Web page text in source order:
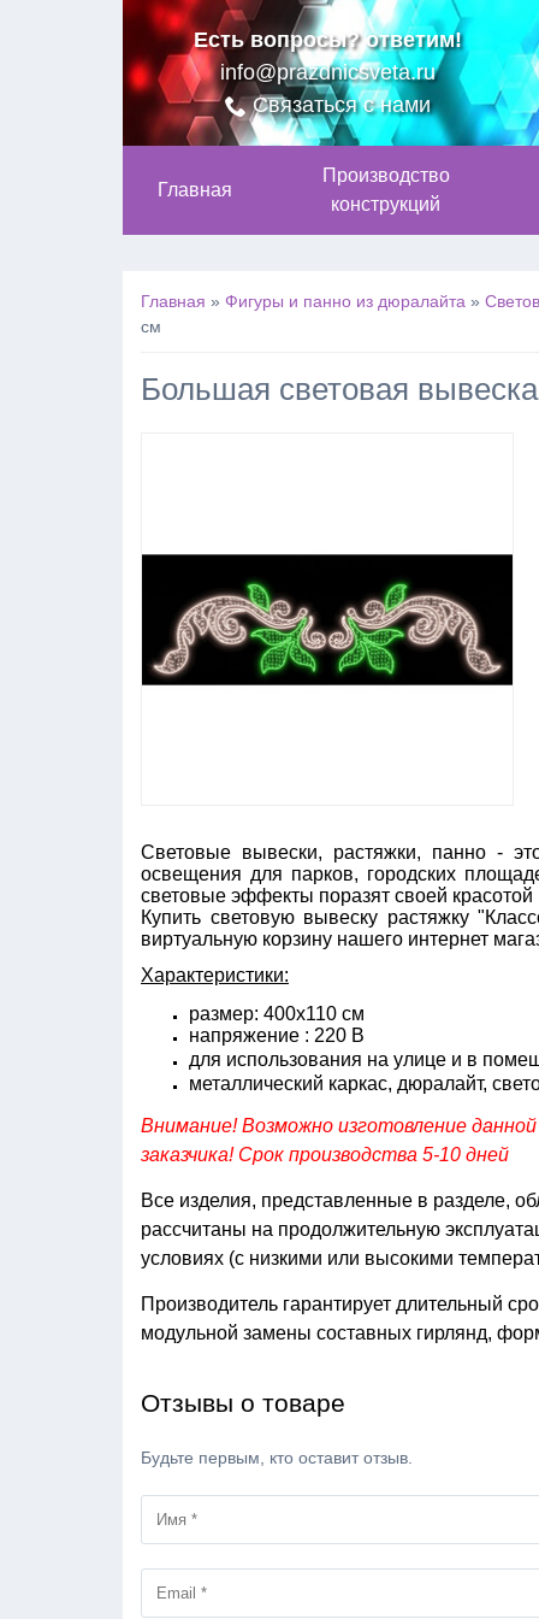
Есть вопросы? ответим!
info@prazdnicsveta.ru
Связаться с нами
Главная
Производство
конструкций
Главная » Фигуры и панно из дюралайта »
см
Большая световая
Световые вывески, растяжки, панно -
освещения для парков, городских
световые эффекты поразят своей
Купить световую вывеску растяжку
виртуальную корзину нашего интернет
Характеристики:
размер: 400х110 см
напряжение : 220 В
для использования на улице и в
металлический каркас, дюралайт,
Внимание! Возможно изготовление
заказчика! Срок производства 5-10 дней
Все изделия, представленные в разделе,
рассчитаны на продолжительную
условиях (с низкими или высокими
Производитель гарантирует длительный
модульной замены составных гирлянд,
Отзывы о товаре
Будьте первым, кто оставит отзыв.